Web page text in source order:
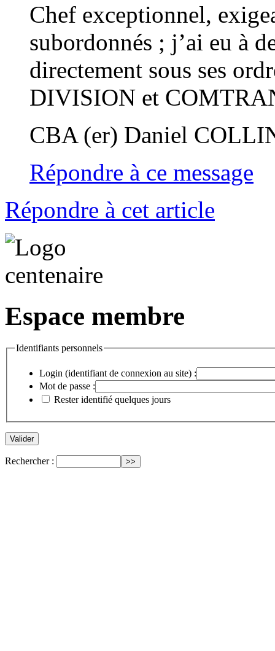
Chef exceptionnel,
subordonnés ; j’ai eu à
directement sous ses
DIVISION et
CBA (er) Daniel
Répondre à ce message
Répondre à cet article
Espace membre
Identifiants personnels
Login (identifiant de connexion au site) :
Mot de passe :
Rester identifié quelques jours
Rechercher :